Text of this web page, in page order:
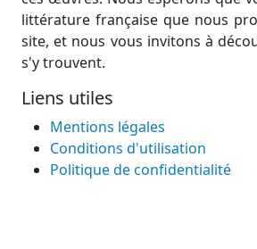
littérature française que nous
site, et nous vous invitons à
s'y trouvent.
Liens utiles
Mentions légales
Conditions d'utilisation
Politique de confidentialité